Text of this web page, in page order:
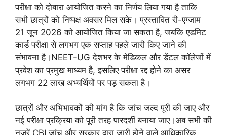
परीक्षा को दोबारा आयोजित करने का निर्णय लिया गया है ताकि
सभी छात्रों को निष्पक्ष अवसर मिल सके। प्रस्तावित री-एग्जाम
21 जून 2026 को आयोजित किया जा सकता है, जबकि एडमिट
कार्ड परीक्षा से लगभग एक सप्ताह पहले जारी किए जाने की
संभावना है।NEET-UG देशभर के मेडिकल और डेंटल कॉलेजों में
प्रवेश का प्रमुख माध्यम है, इसलिए परीक्षा रद्द होने का असर
लगभग 22 लाख अभ्यर्थियों पर पड़ सकता है।
छात्रों और अभिभावकों की मांग है कि जांच जल्द पूरी की जाए और
नई परीक्षा प्रक्रिया को पूरी तरह पारदर्शी बनाया जाए।अब सभी की